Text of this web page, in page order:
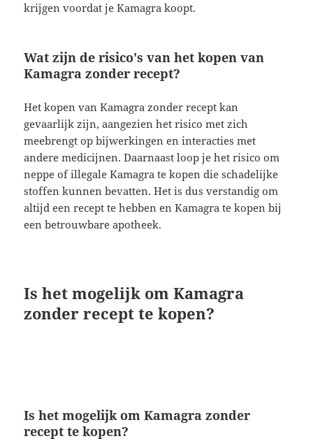
krijgen voordat je Kamagra koopt.
Wat zijn de risico's van het kopen van
Kamagra zonder recept?
Het kopen van Kamagra zonder recept kan
gevaarlijk zijn, aangezien het risico met zich
meebrengt op bijwerkingen en interacties met
andere medicijnen. Daarnaast loop je het risico om
neppe of illegale Kamagra te kopen die schadelijke
stoffen kunnen bevatten. Het is dus verstandig om
altijd een recept te hebben en Kamagra te kopen bij
een betrouwbare apotheek.
Is het mogelijk om Kamagra
zonder recept te kopen?
Is het mogelijk om Kamagra zonder
recept te kopen?